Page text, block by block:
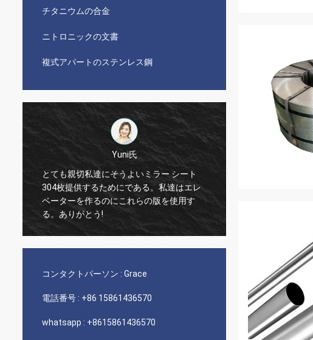
チタニウムの合金
ニトロニックの文書
複式アパートのステンレス鋼
Yuni氏
とても親切私達にそうよいミラー シート
304枚提供するためにである。私達はエレ
ベーターを作るのにこれらの版を使用す
る。ありがとう!
コンタクトパーソン : Grace
電話番号 : +86 15861436570
whatsapp : +8615861436570